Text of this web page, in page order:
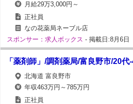
月給29万3,000円～
正社員
なの花薬局ネーブル店
スポンサー：求人ボックス - 掲載日:8月6日
「薬剤師」/調剤薬局/富良野市/20
北海道 富良野市
年収463万円～785万円
正社員